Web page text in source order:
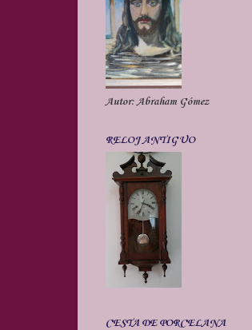
Autor: Abraham Gómez
RELOJ ANTIGUO
CESTA DE PORCELANA